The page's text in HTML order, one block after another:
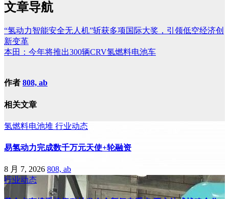
文章导航
“氢动力智能安全无人机”斩获多项国际大奖，引领低空经济创
新变革
本田：今年将推出300辆CRV氢燃料电池车
作者 808, ab
相关文章
氢燃料电池堆 行业动态
易氢动力完成数千万元天使+轮融资
8 月 7, 2026 808, ab
行业动态